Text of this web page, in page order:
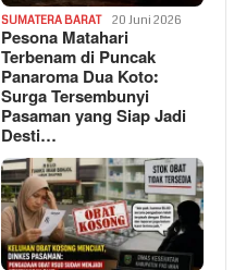
SUMATERA BARAT 20 Juni 2026
Pesona Matahari
Terbenam di Puncak
Panaroma Dua Koto:
Surga Tersembunyi
Pasaman yang Siap Jadi
Desti…